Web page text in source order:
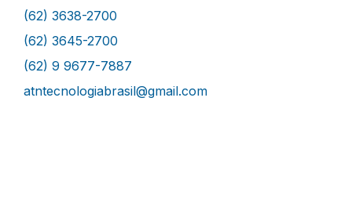
(62) 3638-2700
(62) 3645-2700
(62) 9 9677-7887
atntecnologiabrasil@gmail.com